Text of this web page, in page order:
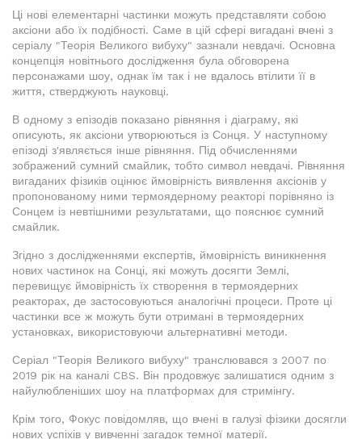
Ці нові елементарні частинки можуть представляти собою
аксіони або їх подібності. Саме в цій сфері вигадані вчені з
серіалу "Теорія Великого вибуху" зазнали невдачі. Основна
концепція новітнього дослідження була обговорена
персонажами шоу, однак їм так і не вдалось втілити її в
життя, стверджують науковці.
В одному з епізодів показано рівняння і діаграму, які
описують, як аксіони утворюються із Сонця. У наступному
епізоді з'являється інше рівняння. Під обчисленнями
зображений сумний смайлик, тобто символ невдачі. Рівняння
вигаданих фізиків оцінює ймовірність виявлення аксіонів у
пропонованому ними термоядерному реакторі порівняно із
Сонцем із невтішними результатами, що пояснює сумний
смайлик.
Згідно з дослідженнями експертів, ймовірність виникнення
нових частинок на Сонці, які можуть досягти Землі,
перевищує ймовірність їх створення в термоядерних
реакторах, де застосовуються аналогічні процеси. Проте ці
частинки все ж можуть бути отримані в термоядерних
установках, використовуючи альтернативні методи.
Серіал "Теорія Великого вибуху" транслювався з 2007 по
2019 рік на каналі CBS. Він продовжує залишатися одним з
найулюбленіших шоу на платформах для стримінгу.
Крім того, Фокус повідомляв, що вчені в галузі фізики досягли
нових успіхів у вивченні загадок темної матерії.